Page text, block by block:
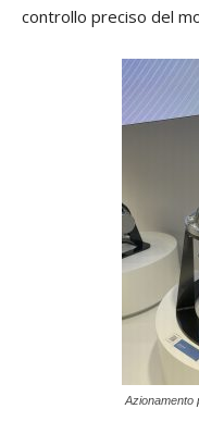
controllo preciso del
Azionamento